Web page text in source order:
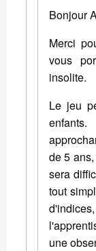
Bonjour
Merci
vous
insolite.
Le jeu
de 5
sera
tout
une